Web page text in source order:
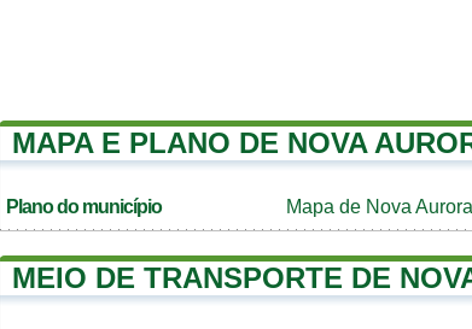
MAPA E PLANO DE NOVA
Plano do município Mapa de Nova Aurora
MEIO DE TRANSPORTE DE